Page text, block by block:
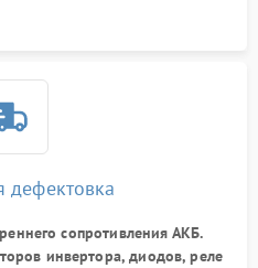
дефектовка
сопротивления АКБ.
инвертора, диодов, реле